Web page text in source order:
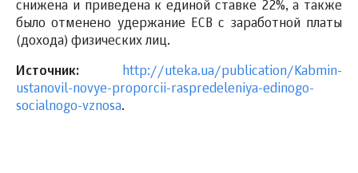
снижена и приведена к единой ставке 22%, а также
было отменено удержание ЕСВ с заработной платы
(дохода) физических лиц.
Источник:
http://uteka.ua/publication/Kabmin-
ustanovil-novye-proporcii-raspredeleniya-edinogo-
socialnogo-vznosa.